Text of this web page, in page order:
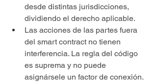
desde distintas jurisdicciones,
dividiendo el derecho aplicable.
Las acciones de las partes fuera
del smart contract no tienen
interferencia. La regla del código
es suprema y no puede
asignársele un factor de conexión.